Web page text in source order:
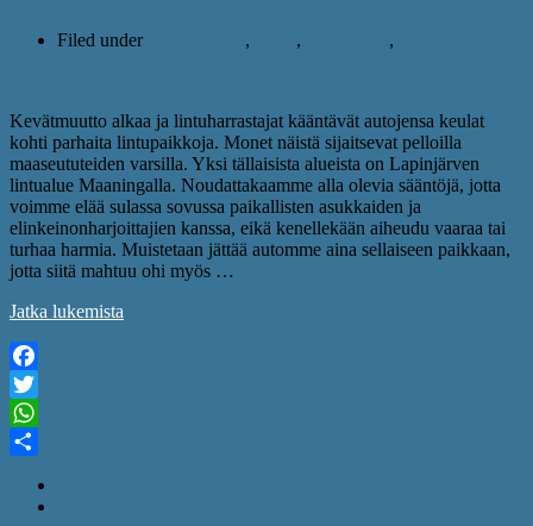
Filed under , , ,
Kevätmuutto alkaa ja lintuharrastajat kääntävät autojensa keulat
kohti parhaita lintupaikkoja. Monet näistä sijaitsevat pelloilla
maaseututeiden varsilla. Yksi tällaisista alueista on Lapinjärven
lintualue Maaningalla. Noudattakaamme alla olevia sääntöjä, jotta
voimme elää sulassa sovussa paikallisten asukkaiden ja
elinkeinonharjoittajien kanssa, eikä kenellekään aiheudu vaaraa tai
turhaa harmia. Muistetaan jättää automme aina sellaiseen paikkaan,
jotta siitä mahtuu ohi myös …
Jatka lukemista
Facebook
Twitter
WhatsApp